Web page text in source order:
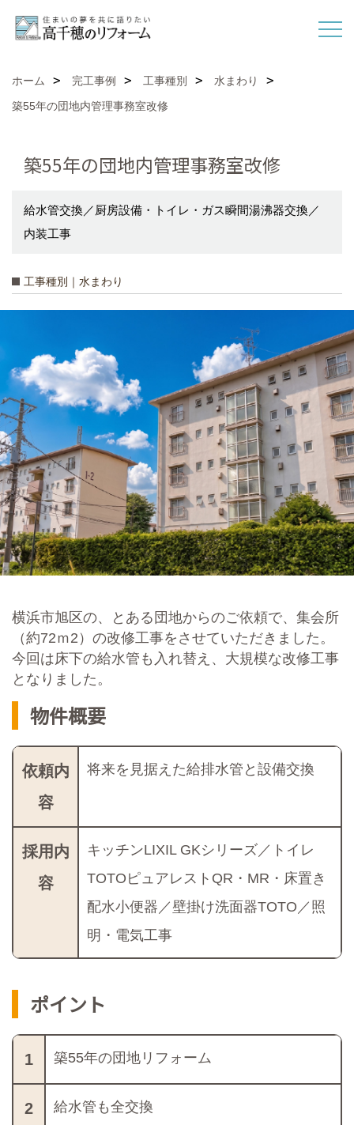
ホーム 完工事例 工事種別
水まわり
築55年の団地内管理事務室改修
築55年の団地内管理事務室改修
給水管交換／厨房設備・トイレ・ガス瞬間湯沸器交換／
内装工事
工事種別｜水まわり
横浜市旭区の、とある団地からのご依頼で、集会所
（約72ｍ2）の改修工事をさせていただきました。
今回は床下の給水管も入れ替え、大規模な改修工事
となりました。
物件概要
依頼内
容
将来を見据えた給排水管と設備交換
採用内
容
キッチンLIXIL GKシリーズ／トイレ
TOTOピュアレストQR・MR・床置き
配水小便器／壁掛け洗面器TOTO／照
明・電気工事
ポイント
1 築55年の団地リフォーム
2 給水管も全交換